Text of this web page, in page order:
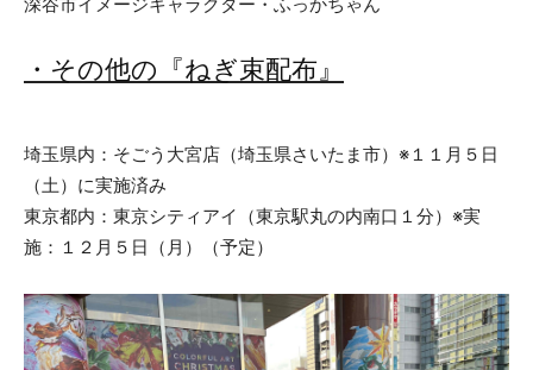
深谷市イメージキャラクター・ふっかちゃん
・その他の『ねぎ束配布』
埼玉県内：そごう大宮店（埼玉県さいたま市）※１１月５日
（土）に実施済み
東京都内：東京シティアイ（東京駅丸の内南口１分）※実
施：１２月５日（月）（予定）